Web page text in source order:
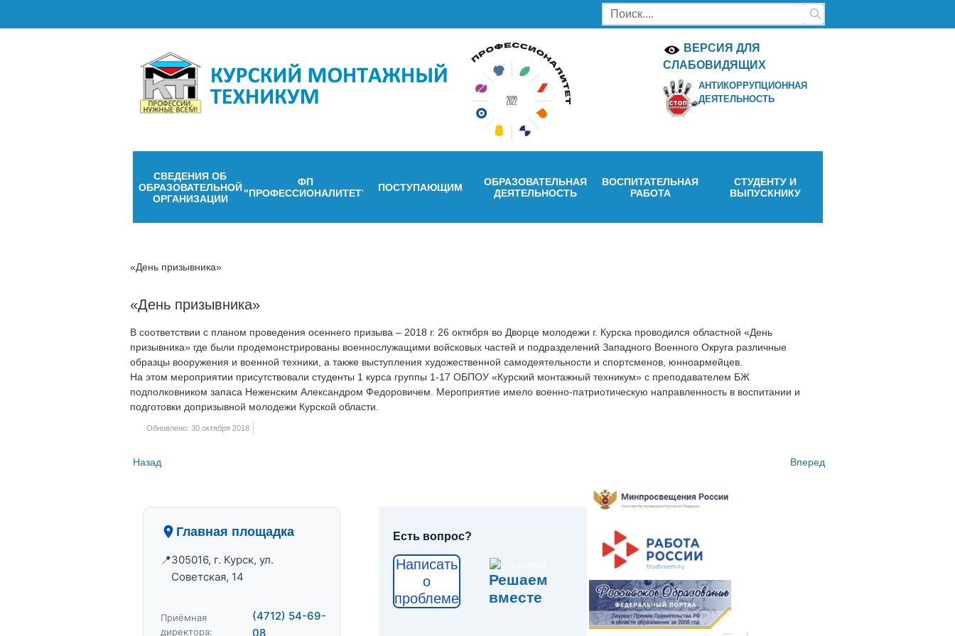
ВЕРСИЯ ДЛЯ
СЛАБОВИДЯЩИХ
АНТИКОРРУПЦИОННАЯ
ДЕЯТЕЛЬНОСТЬ
СВЕДЕНИЯ ОБ
ОБРАЗОВАТЕЛЬНОЙ
ОРГАНИЗАЦИИ
ФП
"ПРОФЕССИОНАЛИТЕТ"
ПОСТУПАЮЩИМ
ОБРАЗОВАТЕЛЬНАЯ
ДЕЯТЕЛЬНОСТЬ
ВОСПИТАТЕЛЬНАЯ
РАБОТА
СТУДЕНТУ И
ВЫПУСКНИКУ
«День призывника»
«День призывника»
В соответствии с планом проведения осеннего призыва – 2018 г. 26 октября во Дворце молодежи г. Курска проводился областной «День
призывника» где были продемонстрированы военнослужащими войсковых частей и подразделений Западного Военного Округа различные
образцы вооружения и военной техники, а также выступления художественной самодеятельности и спортсменов, юнноармейцев.
На этом мероприятии присутствовали студенты 1 курса группы 1-17 ОБПОУ «Курский монтажный техникум» с преподавателем БЖ
подполковником запаса Неженским Александром Федоровичем. Мероприятие имело военно-патриотическую направленность в воспитании и
подготовки допризывной молодежи Курской области.
Обновлено: 30 октября 2018
Назад Вперед
Главная площадка
305016, г. Курск, ул.
Советская, 14
Приёмная
директора:
(4712) 54-69-
08
Есть вопрос?
Написать
о
проблеме
Решаем
вместе